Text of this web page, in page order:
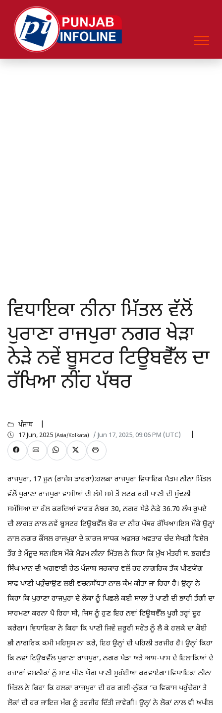
ਵਿਧਾਇਕਾ ਨੀਨਾ ਮਿੱਤਲ ਵੱਲੋਂ
ਪੁਰਾਣਾ ਰਾਜਪੁਰਾ ਨਗਰ ਖੇੜਾ
ਨੇੜੇ ਨਵੇਂ ਬੂਸਟਰ ਟਿਊਬਵੈੱਲ ਦਾ
ਰੱਖਿਆ ਨੀਂਹ ਪੱਥਰ
ਪੰਜਾਬ
17 Jun, 2025 (Asia/Kolkata) / Jun 17, 2025, 09:06 PM (UTC)
ਰਾਜਪੁਰਾ, 17 ਜੂਨ (ਰਾਜੇਸ਼ ਡਾਹਰਾ):ਹਲਕਾ ਰਾਜਪੁਰਾ ਵਿਧਾਇਕ ਮੈਡਮ ਨੀਨਾ ਮਿੱਤਲ
ਵੱਲੋਂ ਪੁਰਾਣਾ ਰਾਜਪੁਰਾ ਵਾਸੀਆਂ ਦੀ ਲੰਮੇ ਸਮੇਂ ਤੋਂ ਲਟਕ ਰਹੀ ਪਾਣੀ ਦੀ ਮੁੱਢਲੀ
ਸਮੱਸਿਆ ਦਾ ਹੱਲ ਕਰਦਿਆਂ ਵਾਰਡ ਨੰਬਰ 30, ਨਗਰ ਖੇੜੇ ਨੇੜੇ 36.70 ਲੱਖ ਰੁਪਏ
ਦੀ ਲਾਗਤ ਨਾਲ ਨਵੇਂ ਬੂਸਟਰ ਟਿਊਬਵੈੱਲ ਬੋਰ ਦਾ ਨੀਂਹ ਪੱਥਰ ਰੱਖਿਆ।ਇਸ ਮੌਕੇ ਉਨ੍ਹਾਂ
ਨਾਲ ਨਗਰ ਕੌਂਸਲ ਰਾਜਪੁਰਾ ਦੇ ਕਾਰਜ ਸਾਧਕ ਅਫ਼ਸਰ ਅਵਤਾਰ ਚੰਦ ਸੇਖੜੀ ਵਿਸ਼ੇਸ਼
ਤੌਰ ਤੇ ਮੌਜੂਦ ਸਨ।ਇਸ ਮੌਕੇ ਮੈਡਮ ਨੀਨਾ ਮਿੱਤਲ ਨੇ ਕਿਹਾ ਕਿ ਮੁੱਖ ਮੰਤਰੀ ਸ. ਭਗਵੰਤ
ਸਿੰਘ ਮਾਨ ਦੀ ਅਗਵਾਈ ਹੇਠ ਪੰਜਾਬ ਸਰਕਾਰ ਵਲੋਂ ਹਰ ਨਾਗਰਿਕ ਤੱਕ ਪੀਣਯੋਗ
ਸਾਫ ਪਾਣੀ ਪਹੁੰਚਾਉਣ ਲਈ ਵਚਨਬੱਧਤਾ ਨਾਲ ਕੰਮ ਕੀਤਾ ਜਾ ਰਿਹਾ ਹੈ। ਉਨ੍ਹਾਂ ਨੇ
ਕਿਹਾ ਕਿ ਪੁਰਾਣਾ ਰਾਜਪੁਰਾ ਦੇ ਲੋਕਾਂ ਨੂੰ ਪਿਛਲੇ ਕਈ ਸਾਲਾਂ ਤੋਂ ਪਾਣੀ ਦੀ ਭਾਰੀ ਤੰਗੀ ਦਾ
ਸਾਹਮਣਾ ਕਰਨਾ ਪੈ ਰਿਹਾ ਸੀ, ਜਿਸ ਨੂੰ ਹੁਣ ਇਹ ਨਵਾਂ ਟਿਊਬਵੈੱਲ ਪੂਰੀ ਤਰ੍ਹਾਂ ਦੂਰ
ਕਰੇਗਾ। ਵਿਧਾਇਕਾ ਨੇ ਕਿਹਾ ਕਿ ਪਾਣੀ ਜਿਵੇਂ ਜ਼ਰੂਰੀ ਸਰੋਤ ਨੂੰ ਲੈ ਕੇ ਹਲਕੇ ਦਾ ਕੋਈ
ਭੀ ਨਾਗਰਿਕ ਕਮੀ ਮਹਿਸੂਸ ਨਾ ਕਰੇ, ਇਹ ਉਨ੍ਹਾਂ ਦੀ ਪਹਿਲੀ ਤਰਜੀਹ ਹੈ। ਉਨ੍ਹਾਂ ਕਿਹਾ
ਕਿ ਨਵਾਂ ਟਿਊਬਵੈੱਲ ਪੁਰਾਣਾ ਰਾਜਪੁਰਾ, ਨਗਰ ਖੇੜਾ ਅਤੇ ਆਸ-ਪਾਸ ਦੇ ਇਲਾਕਿਆਂ ਦੇ
ਹਜ਼ਾਰਾਂ ਵਸਨੀਕਾਂ ਨੂੰ ਸਾਫ ਪੀਣ ਯੋਗ ਪਾਣੀ ਮੁਹੱਈਆ ਕਰਵਾਏਗਾ।ਵਿਧਾਇਕਾ ਨੀਨਾ
ਮਿੱਤਲ ਨੇ ਕਿਹਾ ਕਿ ਹਲਕਾ ਰਾਜਪੁਰਾ ਦੀ ਹਰ ਗਲੀ-ਨੁੱਕਰ ‘ਚ ਵਿਕਾਸ ਪਹੁੰਚੇਗਾ ਤੇ
ਲੋਕਾਂ ਦੀ ਹਰ ਜਾਇਜ਼ ਮੰਗ ਨੂੰ ਤਰਜੀਹ ਦਿੱਤੀ ਜਾਵੇਗੀ। ਉਨ੍ਹਾਂ ਨੇ ਲੋਕਾਂ ਨਾਲ ਵੀ ਅਪੀਲ